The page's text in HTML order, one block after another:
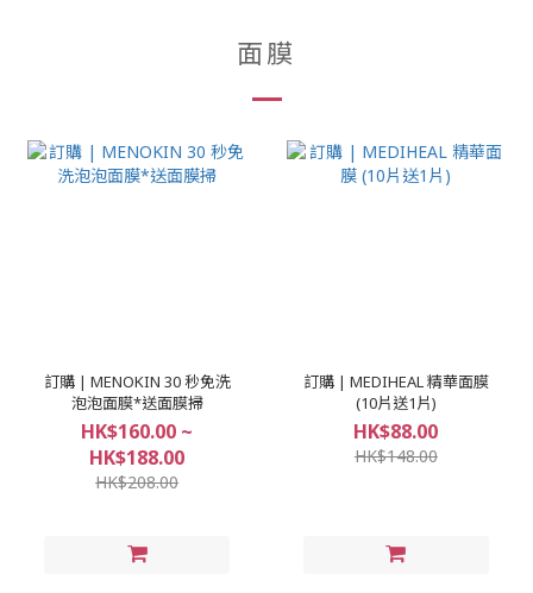
面膜
訂購 | MENOKIN 30 秒免洗
泡泡面膜*送面膜掃
HK$160.00 ~
HK$188.00
HK$208.00
訂購 | MEDIHEAL 精華面膜
(10片送1片)
HK$88.00
HK$148.00